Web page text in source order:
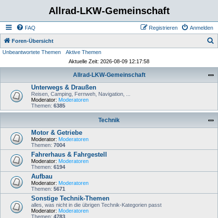
Allrad-LKW-Gemeinschaft
FAQ Anmelden
Registrieren
Foren-Übersicht
Unbeantwortete Themen
Aktive Themen
Aktuelle Zeit: 2026-08-09 12:17:58
Allrad-LKW-Gemeinschaft
Unterwegs & Draußen
Reisen, Camping, Fernweh, Navigation, ...
Moderator: Moderatoren
Themen: 6385
Technik
Motor & Getriebe
Moderator: Moderatoren
Themen: 7004
Fahrerhaus & Fahrgestell
Moderator: Moderatoren
Themen: 6194
Aufbau
Moderator: Moderatoren
Themen: 5671
Sonstige Technik-Themen
alles, was nicht in die übrigen Technik-Kategorien passt
Moderator: Moderatoren
Themen: 4783